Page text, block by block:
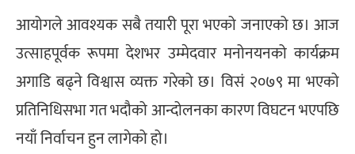
आयोगले आवश्यक सबै तयारी पूरा भएको जनाएको छ। आज
उत्साहपूर्वक रूपमा देशभर उम्मेदवार मनोनयनको कार्यक्रम
अगाडि बढ्ने विश्वास व्यक्त गरेको छ। विसं २०७९ मा भएको
प्रतिनिधिसभा गत भदौको आन्दोलनका कारण विघटन भएपछि
नयाँ निर्वाचन हुन लागेको हो।